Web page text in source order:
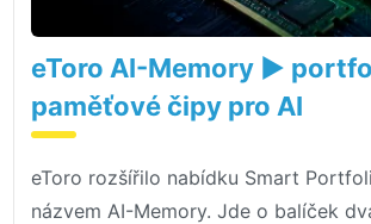
eToro AI-Memory ▶️
paměťové čipy pro AI
eToro rozšířilo nabídku Smart
názvem AI-Memory. Jde o balíček